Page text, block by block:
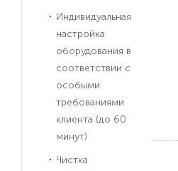
Индивидуальная
настройка
оборудования в
соответствии с
особыми
требованиями
клиента (до 60
минут)
Чистка